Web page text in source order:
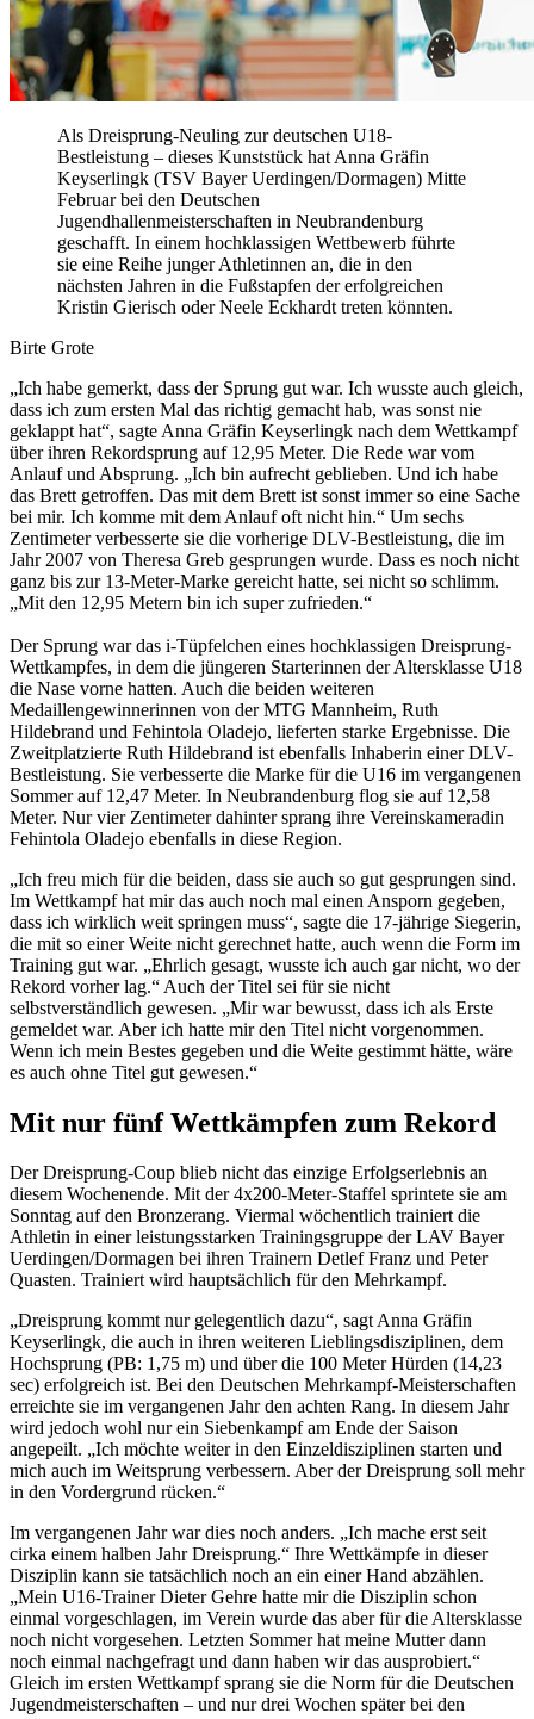
Als Dreisprung-Neuling zur deutschen U18-
Bestleistung – dieses Kunststück hat Anna Gräfin
Keyserlingk (TSV Bayer Uerdingen/Dormagen) Mitte
Februar bei den Deutschen
Jugendhallenmeisterschaften in Neubrandenburg
geschafft. In einem hochklassigen Wettbewerb führte
sie eine Reihe junger Athletinnen an, die in den
nächsten Jahren in die Fußstapfen der erfolgreichen
Kristin Gierisch oder Neele Eckhardt treten könnten.
Birte Grote
„Ich habe gemerkt, dass der Sprung gut war. Ich wusste auch gleich,
dass ich zum ersten Mal das richtig gemacht hab, was sonst nie
geklappt hat“, sagte Anna Gräfin Keyserlingk nach dem Wettkampf
über ihren Rekordsprung auf 12,95 Meter. Die Rede war vom
Anlauf und Absprung. „Ich bin aufrecht geblieben. Und ich habe
das Brett getroffen. Das mit dem Brett ist sonst immer so eine Sache
bei mir. Ich komme mit dem Anlauf oft nicht hin.“ Um sechs
Zentimeter verbesserte sie die vorherige DLV-Bestleistung, die im
Jahr 2007 von Theresa Greb gesprungen wurde. Dass es noch nicht
ganz bis zur 13-Meter-Marke gereicht hatte, sei nicht so schlimm.
„Mit den 12,95 Metern bin ich super zufrieden.“
Der Sprung war das i-Tüpfelchen eines hochklassigen Dreisprung-
Wettkampfes, in dem die jüngeren Starterinnen der Altersklasse U18
die Nase vorne hatten. Auch die beiden weiteren
Medaillengewinnerinnen von der MTG Mannheim, Ruth
Hildebrand und Fehintola Oladejo, lieferten starke Ergebnisse. Die
Zweitplatzierte Ruth Hildebrand ist ebenfalls Inhaberin einer DLV-
Bestleistung. Sie verbesserte die Marke für die U16 im vergangenen
Sommer auf 12,47 Meter. In Neubrandenburg flog sie auf 12,58
Meter. Nur vier Zentimeter dahinter sprang ihre Vereinskameradin
Fehintola Oladejo ebenfalls in diese Region.
„Ich freu mich für die beiden, dass sie auch so gut gesprungen sind.
Im Wettkampf hat mir das auch noch mal einen Ansporn gegeben,
dass ich wirklich weit springen muss“, sagte die 17-jährige Siegerin,
die mit so einer Weite nicht gerechnet hatte, auch wenn die Form im
Training gut war. „Ehrlich gesagt, wusste ich auch gar nicht, wo der
Rekord vorher lag.“ Auch der Titel sei für sie nicht
selbstverständlich gewesen. „Mir war bewusst, dass ich als Erste
gemeldet war. Aber ich hatte mir den Titel nicht vorgenommen.
Wenn ich mein Bestes gegeben und die Weite gestimmt hätte, wäre
es auch ohne Titel gut gewesen.“
Mit nur fünf Wettkämpfen zum Rekord
Der Dreisprung-Coup blieb nicht das einzige Erfolgserlebnis an
diesem Wochenende. Mit der 4x200-Meter-Staffel sprintete sie am
Sonntag auf den Bronzerang. Viermal wöchentlich trainiert die
Athletin in einer leistungsstarken Trainingsgruppe der LAV Bayer
Uerdingen/Dormagen bei ihren Trainern Detlef Franz und Peter
Quasten. Trainiert wird hauptsächlich für den Mehrkampf.
„Dreisprung kommt nur gelegentlich dazu“, sagt Anna Gräfin
Keyserlingk, die auch in ihren weiteren Lieblingsdisziplinen, dem
Hochsprung (PB: 1,75 m) und über die 100 Meter Hürden (14,23
sec) erfolgreich ist. Bei den Deutschen Mehrkampf-Meisterschaften
erreichte sie im vergangenen Jahr den achten Rang. In diesem Jahr
wird jedoch wohl nur ein Siebenkampf am Ende der Saison
angepeilt. „Ich möchte weiter in den Einzeldisziplinen starten und
mich auch im Weitsprung verbessern. Aber der Dreisprung soll mehr
in den Vordergrund rücken.“
Im vergangenen Jahr war dies noch anders. „Ich mache erst seit
cirka einem halben Jahr Dreisprung.“ Ihre Wettkämpfe in dieser
Disziplin kann sie tatsächlich noch an ein einer Hand abzählen.
„Mein U16-Trainer Dieter Gehre hatte mir die Disziplin schon
einmal vorgeschlagen, im Verein wurde das aber für die Altersklasse
noch nicht vorgesehen. Letzten Sommer hat meine Mutter dann
noch einmal nachgefragt und dann haben wir das ausprobiert.“
Gleich im ersten Wettkampf sprang sie die Norm für die Deutschen
Jugendmeisterschaften – und nur drei Wochen später bei den